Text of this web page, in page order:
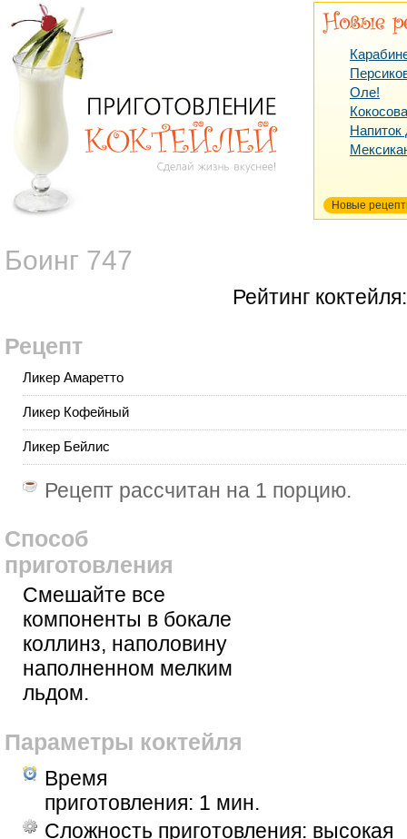
Оле!
Напиток
Новые
Боинг 747
Рейтинг
Рецепт
Ликер Амаретто
Ликер Кофейный
Ликер Бейлис
Рецепт рассчитан на 1 порцию.
Способ
приготовления
Смешайте все
компоненты в бокале
коллинз, наполовину
наполненном мелким
льдом.
Параметры коктейля
Время
приготовления: 1 мин.
Сложность приготовления: высокая